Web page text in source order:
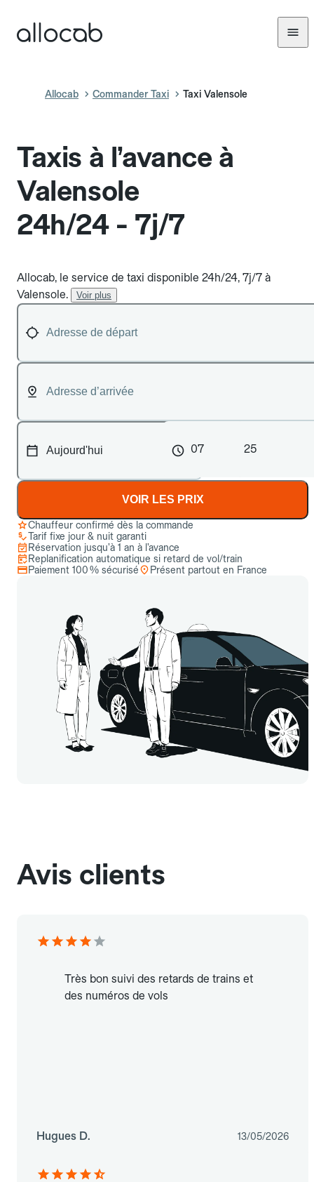
Allocab Commander Taxi Taxi Valensole
Taxis à l’avance à
Valensole
24h/24 - 7j/7
Allocab, le service de taxi disponible 24h/24, 7j/7 à
Valensole.
Voir plus
07 25
VOIR LES PRIX
Chauffeur confirmé dès la commande
Tarif fixe jour & nuit garanti
Réservation jusqu’à 1 an à l’avance
Replanification automatique si retard de vol/train
Paiement 100 % sécurisé
Présent partout en France
Avis clients
Très bon suivi des retards de trains et
des numéros de vols
Hugues D. 13/05/2026